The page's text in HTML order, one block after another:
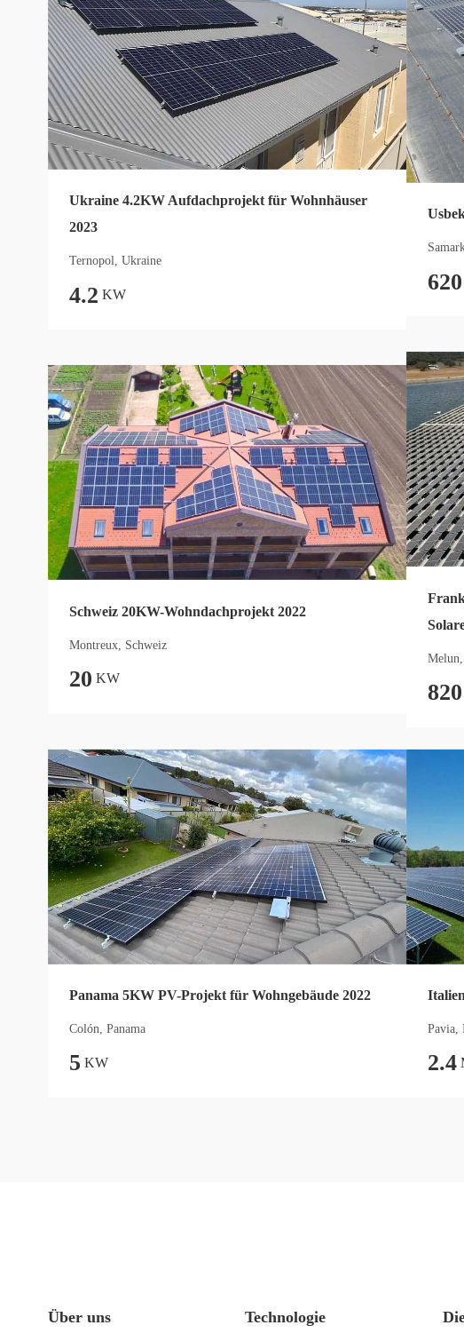
Ukraine 4.2KW Aufdachprojekt für Wohnhäuser
2023
Ternopol, Ukraine
4.2 KW 620
Schweiz 20KW-Wohndachprojekt 2022
Montreux, Schweiz
20 KW 820
Panama 5KW PV-Projekt für Wohngebäude 2022
Colón, Panama
5 KW
Pavia,
2.4
Über uns Technologie